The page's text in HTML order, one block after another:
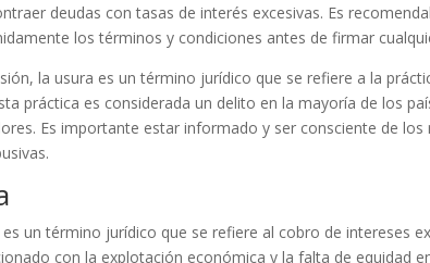
deudas con tasas de interés excesivas. Es
los términos y condiciones antes de firmar
la usura es un término jurídico que se refiere a la
práctica es considerada un delito en la mayoría de los
Es importante estar informado y ser consciente de
es un término jurídico que se refiere al cobro de intereses
con la explotación económica y la falta de equidad